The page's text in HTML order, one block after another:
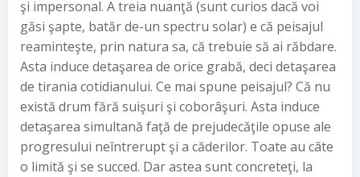
şi impersonal. A treia nuanţă (sunt curios dacă voi
găsi şapte, batăr de-un spectru solar) e că peisajul
reaminteşte, prin natura sa, că trebuie să ai răbdare.
Asta induce detaşarea de orice grabă, deci detaşarea
de tirania cotidianului. Ce mai spune peisajul? Că nu
există drum fără suişuri şi coborâşuri. Asta induce
detaşarea simultană faţă de prejudecăţile opuse ale
progresului neîntrerupt şi a căderilor. Toate au câte
o limită şi se succed. Dar astea sunt concreteţi, la